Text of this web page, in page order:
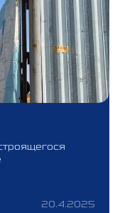
20.4.2025